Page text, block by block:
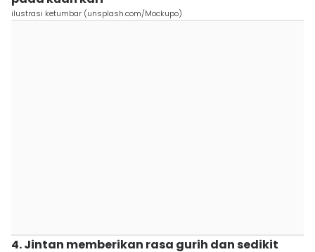
ilustrasi ketumbar (unsplash.com/Mockupo)
4. Jintan memberikan rasa gurih dan sedikit